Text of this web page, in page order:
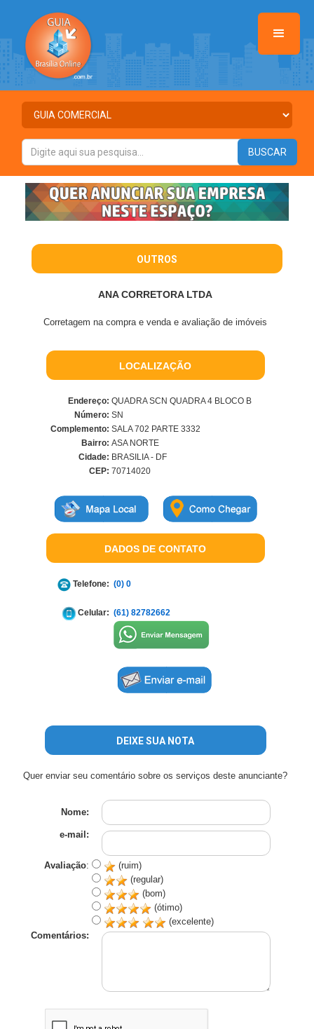
OUTROS
ANA CORRETORA LTDA
Corretagem na compra e venda e avaliação de imóveis
LOCALIZAÇÃO
Endereço: QUADRA SCN QUADRA 4 BLOCO B
Número: SN
Complemento: SALA 702 PARTE 3332
Bairro: ASA NORTE
Cidade: BRASILIA - DF
CEP: 70714020
DADOS DE CONTATO
Telefone: (0) 0
Celular: (61) 82782662
DEIXE SUA NOTA
Quer enviar seu comentário sobre os serviços deste anunciante?
Nome:
e-mail:
Avaliação:
(ruim)
(regular)
(bom)
(ótimo)
(excelente)
Comentários: